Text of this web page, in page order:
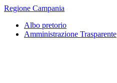
Regione Campania
Albo pretorio
Amministrazione Trasparente